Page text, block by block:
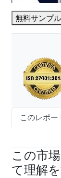
無料サンプ
このレポー
この市
て理解を